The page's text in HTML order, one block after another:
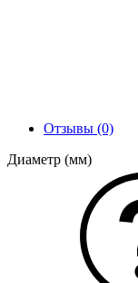
Отзывы (0)
Диаметр (мм)